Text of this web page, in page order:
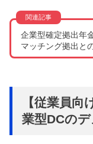
企業型確定拠出年
マッチング拠出と
【従業員
業型DCの